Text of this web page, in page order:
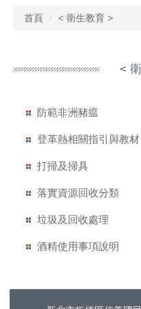
首頁 < 衛生教育 >
<
防範非洲豬瘟
登革熱相關指引與教材
打掃及掃具
落實資源回收分類
垃圾及回收處理
酒精使用事項說明